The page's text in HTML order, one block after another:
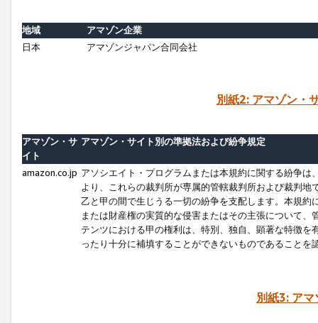
地域
アマゾン企業
日本
アマゾンジャパン合同会社
別紙2: アマゾン・
アマゾン・サ
イト
アマゾン・サイト別の準拠法および紛争規定
amazon.co.jp アソシエイト・プログラムまたは本規約に関する紛争
より、これらの裁判所が専属的管轄裁判所および裁判
乙と甲の間で生じうる一切の紛争を支配します。本規
または財産権の実質的な侵害またはその主張について
テンツにおける甲の権利は、特別、独自、顕著な特徴
ったり十分に補填することができないものであることを
別紙3: ア